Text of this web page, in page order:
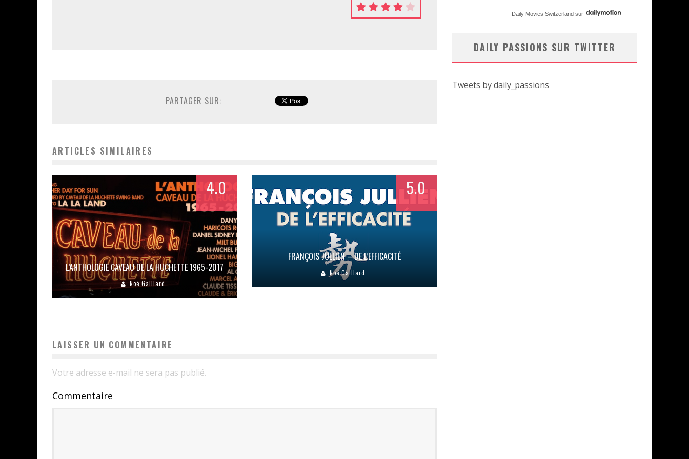
PARTAGER SUR:
ARTICLES SIMILAIRES
4.0
L’ANTHOLOGIE CAVEAU DE LA HUCHETTE 1965-2017
Noé Gaillard
5.0
FRANÇOIS JULLIEN – DE L’EFFICACITÉ
Noé Gaillard
LAISSER UN COMMENTAIRE
Votre adresse e-mail ne sera pas publié.
Commentaire
Daily Movies Switzerland sur
DAILY PASSIONS SUR TWITTER
Tweets by daily_passions